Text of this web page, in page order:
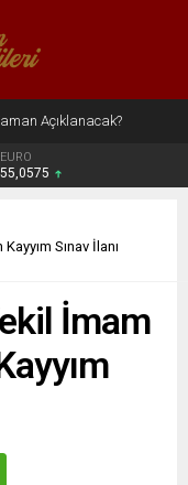
EURO
55,0575
Sınav İlanı
İmam